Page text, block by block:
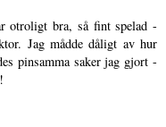
otroligt bra, så fint spelad -
Jag mådde dåligt av hur
pinsamma saker jag gjort -